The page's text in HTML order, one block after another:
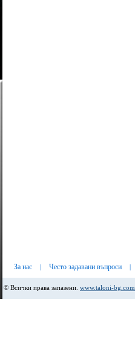
За нас | Често задавани въпроси |
© Всички права запазени. www.taloni-bg.com